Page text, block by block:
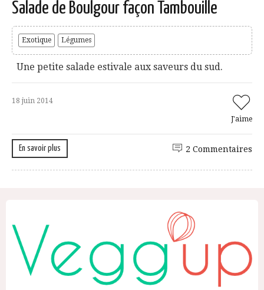
Salade de Boulgour façon Tambouille
Exotique Légumes
Une petite salade estivale aux saveurs du sud.
18 juin 2014
J'aime
En savoir plus 2 Commentaires